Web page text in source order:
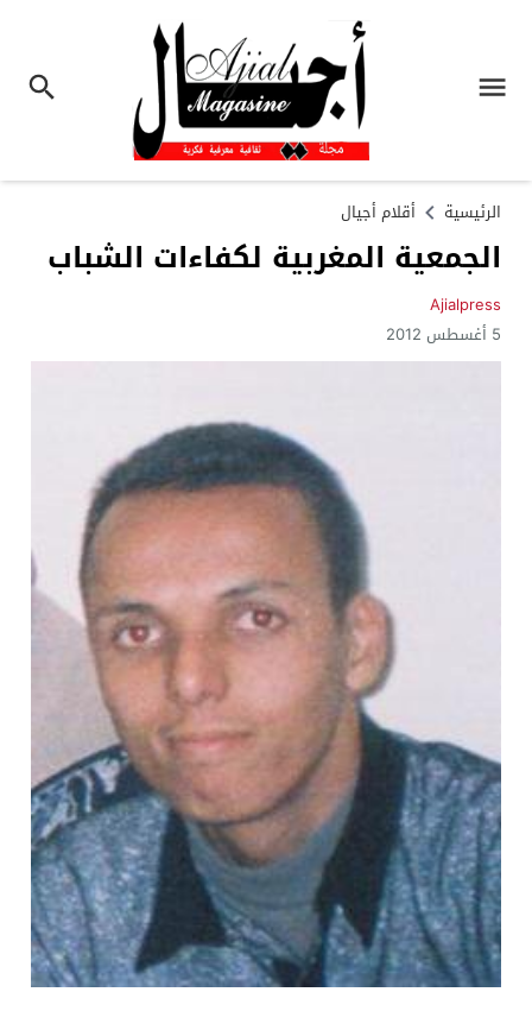
الرئيسية أقلام أجيال
الجمعية المغربية لكفاءات الشباب
Ajialpress
5 أغسطس 2012